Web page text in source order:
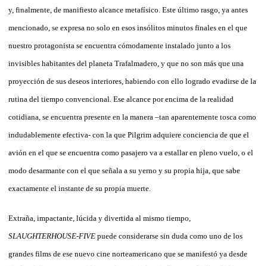
y, finalmente, de manifiesto alcance metafísico. Este último rasgo, ya antes
mencionado, se expresa no solo en esos insólitos minutos finales en el que
nuestro protagonista se encuentra cómodamente instalado junto a los
invisibles habitantes del planeta Trafalmadero, y que no son más que una
proyección de sus deseos interiores, habiendo con ello logrado evadirse de la
rutina del tiempo convencional. Ese alcance por encima de la realidad
cotidiana, se encuentra presente en la manera –tan aparentemente tosca como
indudablemente efectiva- con la que Pilgrim adquiere conciencia de que el
avión en el que se encuentra como pasajero va a estallar en pleno vuelo, o el
modo desarmante con el que señala a su yerno y su propia hija, que sabe
exactamente el instante de su propia muerte.
Extraña, impactante, lúcida y divertida al mismo tiempo,
SLAUGHTERHOUSE-FIVE puede considerarse sin duda como uno de los
grandes films de ese nuevo cine norteamericano que se manifestó ya desde